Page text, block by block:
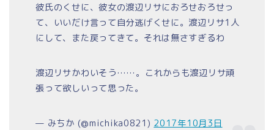
彼氏のくせに、彼女の渡辺リサにおろせおろせっ
て、いいだけ言って自分逃げくせに。渡辺リサ1人
にして、また戻ってきて。それは無さすぎるわ
渡辺リサかわいそう……。これからも渡辺リサ頑
張って欲しいって思った。
— みちか (@michika0821) 2017年10月3日